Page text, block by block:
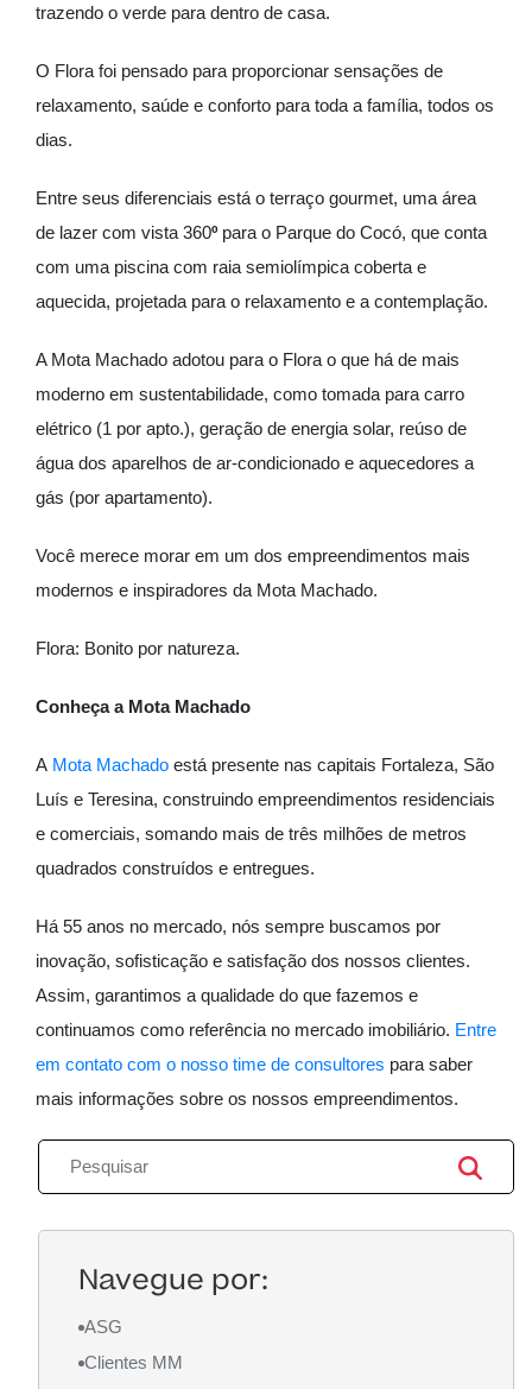
trazendo o verde para dentro de casa.
O Flora foi pensado para proporcionar sensações de
relaxamento, saúde e conforto para toda a família, todos os
dias.
Entre seus diferenciais está o terraço gourmet, uma área
de lazer com vista 360ºpara o Parque do Cocó, que conta
com uma piscina com raia semiolímpica coberta e
aquecida, projetada para o relaxamento e a contemplação.
A Mota Machado adotou para o Flora o que há de mais
moderno em sustentabilidade, como tomada para carro
elétrico (1 por apto.), geração de energia solar, reúso de
água dos aparelhos de ar-condicionado e aquecedores a
gás (por apartamento).
Você merece morar em um dos empreendimentos mais
modernos e inspiradores da Mota Machado.
Flora: Bonito por natureza.
Conheça a Mota Machado
A Mota Machado está presente nas capitais Fortaleza, São
Luís e Teresina, construindo empreendimentos residenciais
e comerciais, somando mais de três milhões de metros
quadrados construídos e entregues.
Há 55 anos no mercado, nós sempre buscamos por
inovação, sofisticação e satisfação dos nossos clientes.
Assim, garantimos a qualidade do que fazemos e
continuamos como referência no mercado imobiliário. Entre
em contato com o nosso time de consultores para saber
mais informações sobre os nossos empreendimentos.
Navegue por:
ASG
Clientes MM